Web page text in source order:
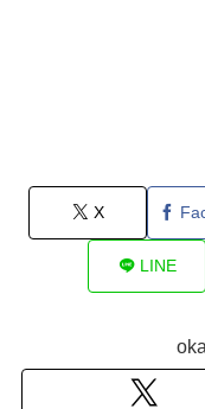
X
LINE